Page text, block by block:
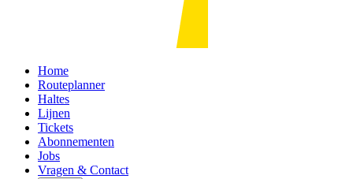
Home
Routeplanner
Haltes
Lijnen
Tickets
Abonnementen
Jobs
Vragen & Contact